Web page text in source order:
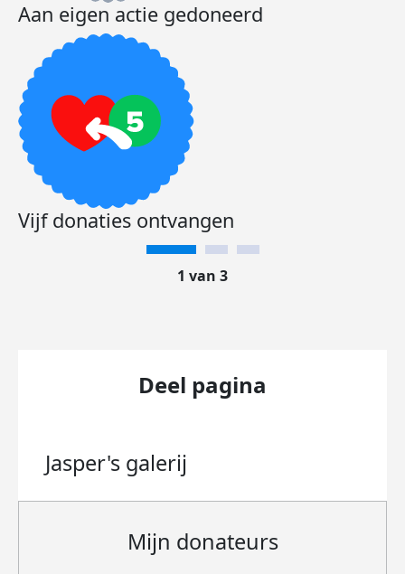
Aan eigen actie gedoneerd
Vijf donaties ontvangen
1 van 3
Deel pagina
Jasper's galerij
Mijn donateurs